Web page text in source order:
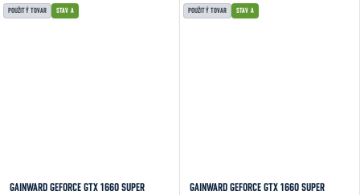
POUŽITÝ TOVAR STAV A
GAINWARD GEFORCE GTX 1660 SUPER
POUŽITÝ TOVAR STAV A
GAINWARD GEFORCE GTX 1660 SUPER